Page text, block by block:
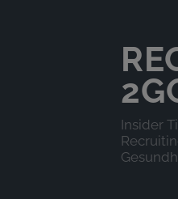
Insider